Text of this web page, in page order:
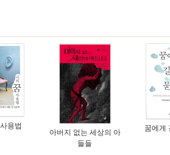
용법
아버지 없는 세상의 아
들들
꿈에게